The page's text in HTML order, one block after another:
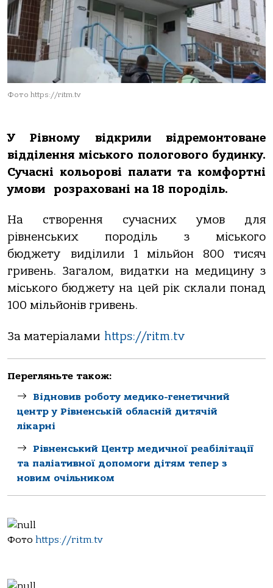
Фото https://ritm.tv
У Рівному відкрили відремонтоване
відділення міського пологового будинку.
Сучасні кольорові палати та комфортні
умови розраховані на 18 породіль.
На створення сучасних умов для
рівненських породіль з міського
бюджету виділили 1 мільйон 800 тисяч
гривень. Загалом, видатки на медицину з
міського бюджету на цей рік склали понад
100 мільйонів гривень.
За матеріалами https://ritm.tv
Перегляньте також:
Відновив роботу медико-генетичний
центр у Рівненській обласній дитячій
лікарні
Рівненський Центр медичної реабілітації
та паліативної допомоги дітям тепер з
новим очільником
Фото https://ritm.tv